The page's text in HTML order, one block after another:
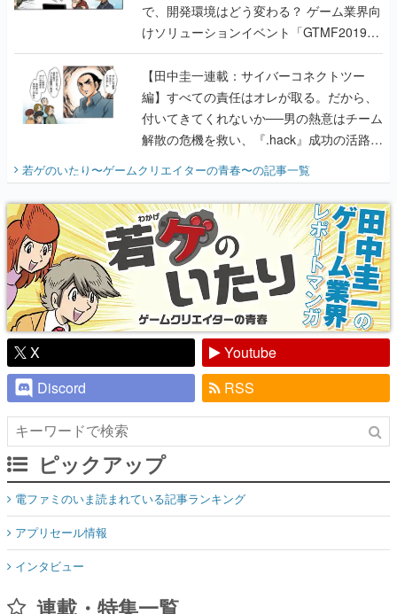
で、開発環境はどう変わる？ ゲーム業界向
けソリューションイベント「GTMF2019」
に行って、より理解を深めよう【PR】
【田中圭一連載：サイバーコネクトツー
編】すべての責任はオレが取る。だから、
付いてきてくれないか──男の熱意はチーム
解散の危機を救い、『.hack』成功の活路を
『少年ジャンプ』色だった【若ゲのいた
り】
若ゲのいたり〜ゲームクリエイターの青春〜の記事一覧
X
Youtube
Discord
RSS
ピックアップ
電ファミのいま読まれている記事ランキング
アプリセール情報
インタビュー
連載・特集一覧